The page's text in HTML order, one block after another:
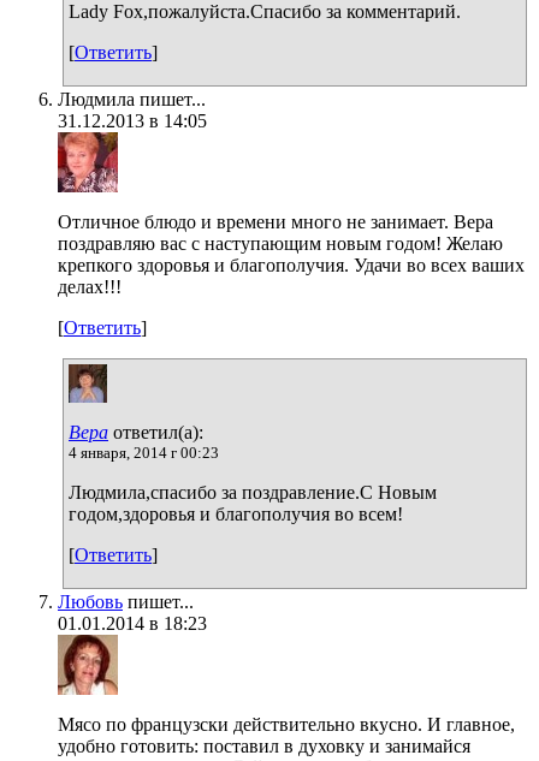
Lady Fox,пожалуйста.Спасибо за комментарий.
[Ответить]
Людмила пишет...
31.12.2013 в 14:05
Отличное блюдо и времени много не занимает. Вера
поздравляю вас с наступающим новым годом! Желаю
крепкого здоровья и благополучия. Удачи во всех ваших
делах!!!
[Ответить]
Вера ответил(а):
4 января, 2014 г 00:23
Людмила,спасибо за поздравление.С Новым
годом,здоровья и благополучия во всем!
[Ответить]
Любовь пишет...
01.01.2014 в 18:23
Мясо по французски действительно вкусно. И главное,
удобно готовить: поставил в духовку и занимайся